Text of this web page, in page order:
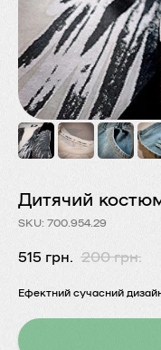
Дитячий
SKU: 700.954.29
515 грн. 200 грн.
Ефектний сучасний